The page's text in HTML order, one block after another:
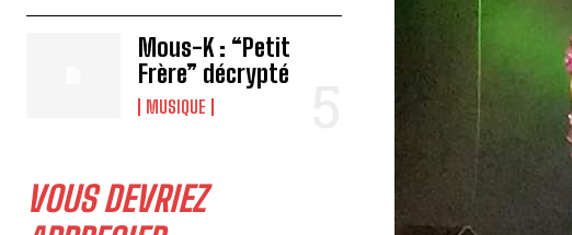
Mous-K : “Petit
Frère” décrypté
MUSIQUE
VOUS DEVRIEZ